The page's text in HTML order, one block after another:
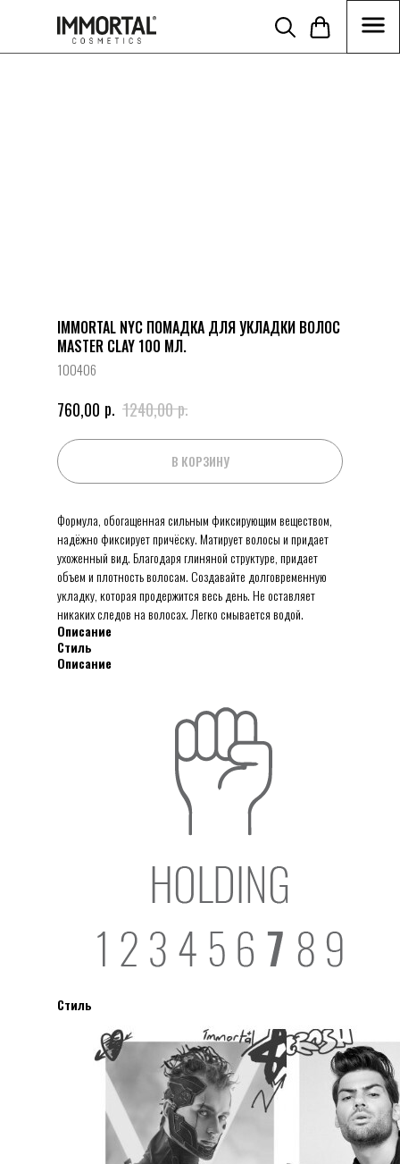
tcart__reDrawCartIcon() { } }) })
IMMORTAL NYC ПОМАДКА ДЛЯ УКЛАДКИ ВОЛОС
MASTER CLAY 100 МЛ.
100406
760,00 р. 1240,00р.
В КОРЗИНУ
Формула, обогащенная сильным фиксирующим веществом,
надёжно фиксирует причёску. Матирует волосы и придает
ухоженный вид. Благодаря глиняной структуре, придает
объем и плотность волосам. Создавайте долговременную
укладку, которая продержится весь день. Не оставляет
никаких следов на волосах. Легко смывается водой.
Описание
Стиль
Описание
Стиль